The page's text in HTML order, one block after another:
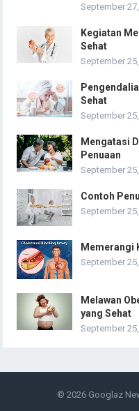
September
Kegiatan
Sehat
September
Sehat
September
Mengatasi
Penuaan
September
Contoh
September
Memerangi
September
Melawan
yang Sehat
September
© 2026 Googlaz